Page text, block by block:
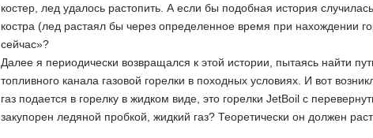
костер, лед удалось растопить. А если бы подобная история
костра (лед растаял бы через определенное время при нахождении
сейчас»?
Далее я периодически возвращался к этой истории, пытаясь найти
топливного канала газовой горелки в походных условиях. И вот
газ подается в горелку в жидком виде, это горелки JetBoil с
закупорен ледяной пробкой, жидкий газ? Теоретически он должен